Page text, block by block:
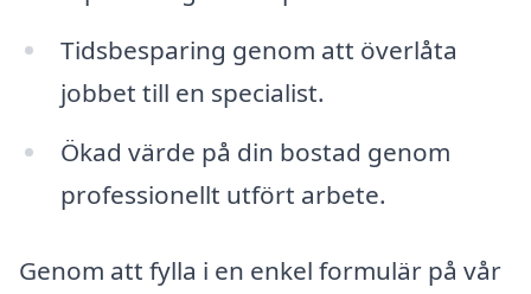
Tidsbesparing genom att överlåta
jobbet till en specialist.
Ökad värde på din bostad genom
professionellt utfört arbete.
Genom att fylla i en enkel formulär på vår